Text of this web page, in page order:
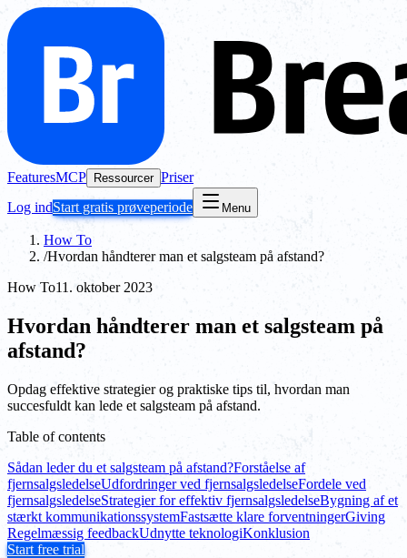
FeaturesMCP Ressourcer Priser
Log indStart gratis prøveperiode Menu
How To
/Hvordan håndterer man et salgsteam på afstand?
How To11. oktober 2023
Hvordan håndterer man et salgsteam på
afstand?
Opdag effektive strategier og praktiske tips til, hvordan man
succesfuldt kan lede et salgsteam på afstand.
Table of contents
Sådan leder du et salgsteam på afstand?Forståelse af
fjernsalgsledelseUdfordringer ved fjernsalgsledelseFordele ved
fjernsalgsledelseStrategier for effektiv fjernsalgsledelseBygning af et
stærkt kommunikationssystemFastsætte klare forventningerGiving
Regelmæssig feedbackUdnytte teknologiKonklusion
Start free trial